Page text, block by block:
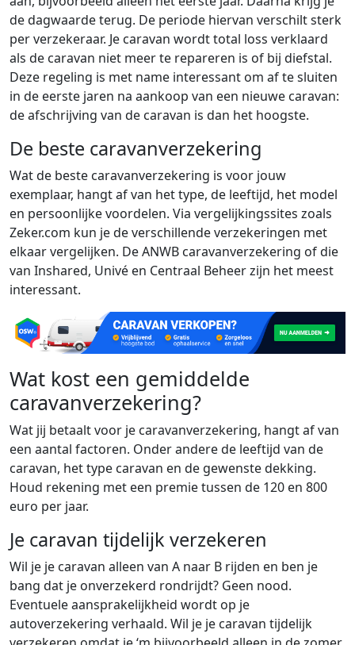
de dagwaarde terug. De periode hiervan verschilt sterk
per verzekeraar. Je caravan wordt total loss verklaard
als de caravan niet meer te repareren is of bij diefstal.
Deze regeling is met name interessant om af te sluiten
in de eerste jaren na aankoop van een nieuwe caravan:
de afschrijving van de caravan is dan het hoogste.
De beste caravanverzekering
Wat de beste caravanverzekering is voor jouw
exemplaar, hangt af van het type, de leeftijd, het model
en persoonlijke voordelen. Via vergelijkingssites zoals
Zeker.com kun je de verschillende verzekeringen met
elkaar vergelijken. De ANWB caravanverzekering of die
van Inshared, Univé en Centraal Beheer zijn het meest
interessant.
Wat kost een gemiddelde
caravanverzekering?
Wat jij betaalt voor je caravanverzekering, hangt af van
een aantal factoren. Onder andere de leeftijd van de
caravan, het type caravan en de gewenste dekking.
Houd rekening met een premie tussen de 120 en 800
euro per jaar.
Je caravan tijdelijk verzekeren
Wil je je caravan alleen van A naar B rijden en ben je
bang dat je onverzekerd rondrijdt? Geen nood.
Eventuele aansprakelijkheid wordt op je
autoverzekering verhaald. Wil je je caravan tijdelijk